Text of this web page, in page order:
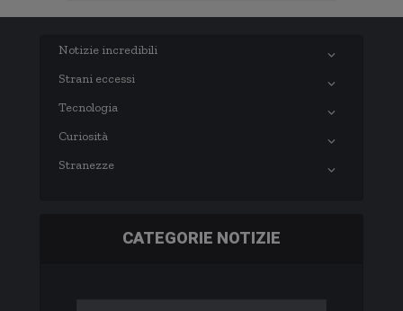
Notizie incredibili
Strani eccessi
Tecnologia
Curiosità
Stranezze
CATEGORIE NOTIZIE